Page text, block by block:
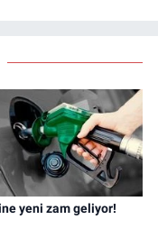
yeni zam geliyor!